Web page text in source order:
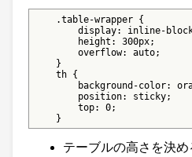
    .table-wrapper {
display: inline-
        height: 300px;
        overflow: auto;
    }
    th {
background-color:
        position: sticky;
        top: 0;
    }
テーブルの高さを決め